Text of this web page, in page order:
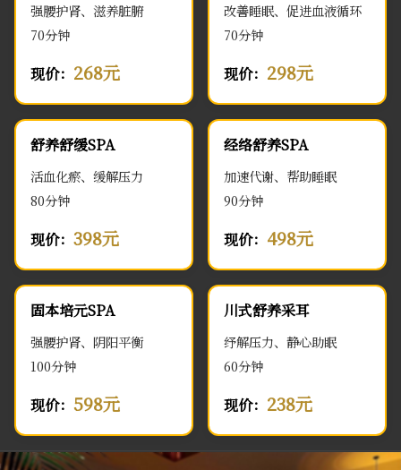
强腰护肾、滋养脏腑
70分钟
现价： 268元
改善睡眠、促进血液循环
70分钟
现价： 298元
舒养舒缓SPA
活血化瘀、缓解压力
80分钟
现价： 398元
经络舒养SPA
加速代谢、帮助睡眠
90分钟
现价： 498元
固本培元SPA
强腰护肾、阴阳平衡
100分钟
现价： 598元
川式舒养采耳
纾解压力、静心助眠
60分钟
现价： 238元